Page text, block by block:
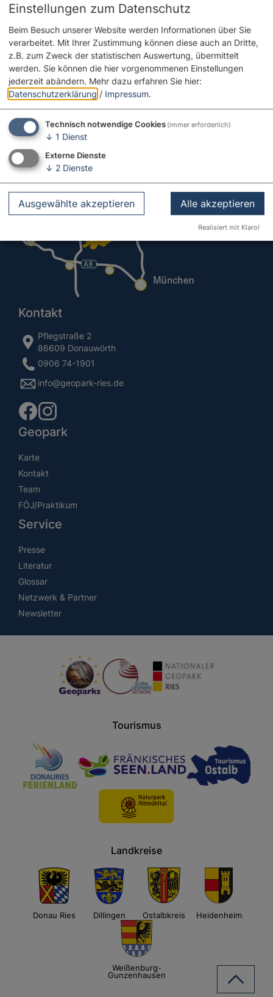
Joseph-Haas-Straße 2
86747 Maihingen
09087 310 E-Mail Website
Kontakt
Pflegstraße 2
86609 Donauwörth
0906 74-1901
info@geopark-ries.de
Geopark
Karte
Kontakt
Team
FÖJ/Praktikum
Service
Presse
Literatur
Glossar
Netzwerk & Partner
Newsletter
Tourismus
Landkreise
Donau Ries Dillingen Ostalbkreis Heidenheim
Weißenburg-
Gunzenhausen
Einstellungen zum Datenschutz
Beim Besuch unserer Website werden Informationen über Sie
verarbeitet. Mit Ihrer Zustimmung können diese auch an Dritte,
z.B. zum Zweck der statistischen Auswertung, übermittelt
werden. Sie können die hier vorgenommenen Einstellungen
jederzeit abändern. Mehr dazu erfahren Sie hier:
Datenschutzerklärung / Impressum.
Technisch notwendige Cookies (immer erforderlich)
↓ 1 Dienst
Externe Dienste
↓ 2 Dienste
Ausgewählte akzeptieren Alle akzeptieren
Realisiert mit Klaro!